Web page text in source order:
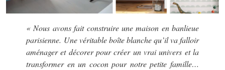
« Nous avons fait construire une maison en banlieue
parisienne. Une véritable boîte blanche qu’il va falloir
aménager et décorer pour créer un vrai univers et la
transformer en un cocon pour notre petite famille…